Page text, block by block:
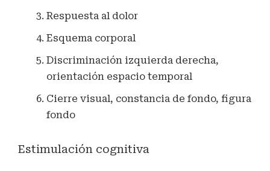
Respuesta al dolor
Esquema corporal
Discriminación izquierda derecha,
orientación espacio temporal
Cierre visual, constancia de fondo, figura
fondo
Estimulación cognitiva